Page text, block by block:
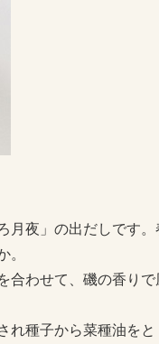
月夜」の出だしです。
。
合わせて、磯の香りで
れ種子から菜種油をと